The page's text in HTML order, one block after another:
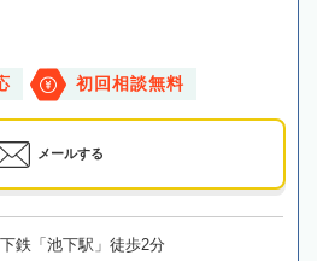
初回相談無料
メールする
鉄「池下駅」徒歩2分